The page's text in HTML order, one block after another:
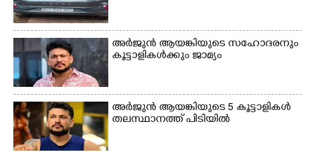
അർജുൻ ആയങ്കിയുടെ സഹോദരനും
കൂട്ടാളികൾക്കും ജാമ്യം
അർജുൻ ആയങ്കിയുടെ 5 കൂട്ടാളികൾ
തലസ്ഥാനത്ത് പിടിയിൽ